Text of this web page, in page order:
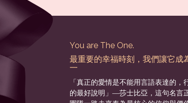
You are The One.
最重要的幸福時刻，我們讓它成
一
「真正的愛情是不能用言語表達的，
的最好說明」––莎士比亞，這句名言